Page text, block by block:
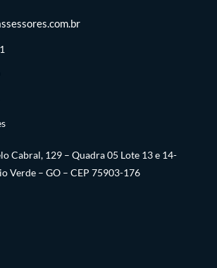
Cabral, 129 – Quadra 05 Lote 13 e 14-
Verde – GO – CEP 75903-176